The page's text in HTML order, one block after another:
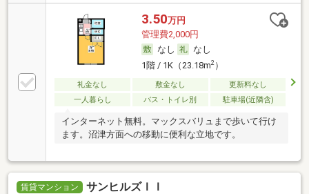
3.50万円
管理費2,000円
なし
なし
1階 / 1K（23.18m2）
礼金なし 敷金なし
更新料なし
一人暮らし
バス・トイレ別 駐車場(近隣含)
インターネット無料。マックスバリュまで歩いて行け
ます。沼津方面への移動に便利な立地です。
賃貸マンション サンヒルズＩＩ